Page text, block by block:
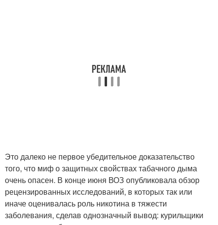
Это далеко не первое убедительное доказательство
того, что миф о защитных свойствах табачного дыма
очень опасен. В конце июня ВОЗ опубликовала обзор
рецензированных исследований, в которых так или
иначе оценивалась роль никотина в тяжести
заболевания, сделав однозначный вывод: курильщики